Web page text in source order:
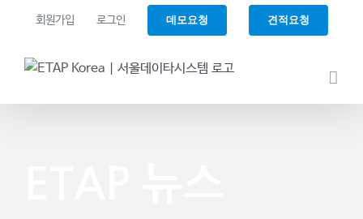
content
회원가입 로그인 데모요청 견적요청